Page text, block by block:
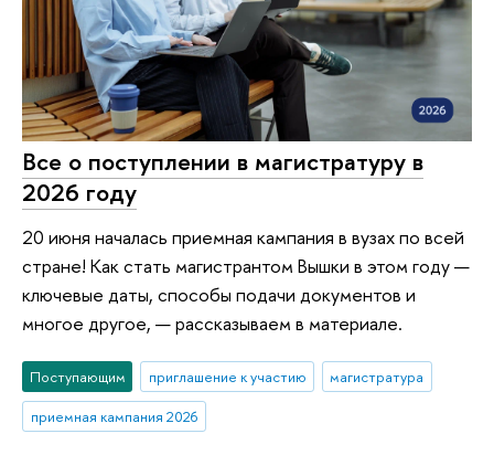
Все о поступлении в магистратуру в
2026 году
20 июня началась приемная кампания в вузах по всей
стране! Как стать магистрантом Вышки в этом году —
ключевые даты, способы подачи документов и
многое другое, — рассказываем в материале.
Поступающим приглашение к участию
магистратура
приемная кампания 2026